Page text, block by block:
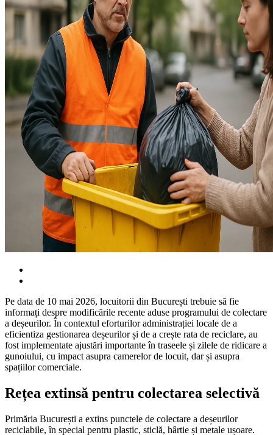
Pe data de 10 mai 2026, locuitorii din București trebuie să fie
informați despre modificările recente aduse programului de colectare
a deșeurilor. În contextul eforturilor administrației locale de a
eficientiza gestionarea deșeurilor și de a crește rata de reciclare, au
fost implementate ajustări importante în traseele și zilele de ridicare a
gunoiului, cu impact asupra camerelor de locuit, dar și asupra
spațiilor comerciale.
Rețea extinsă pentru colectarea selectivă
Primăria București a extins punctele de colectare a deșeurilor
reciclabile, în special pentru plastic, sticlă, hârtie și metale ușoare.